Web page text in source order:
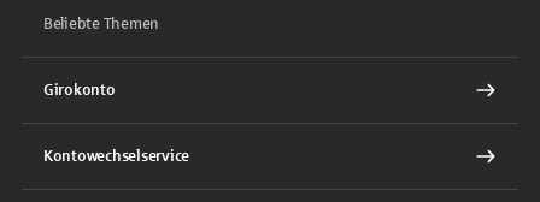
Beliebte Themen
Girokonto
Kontowechselservice